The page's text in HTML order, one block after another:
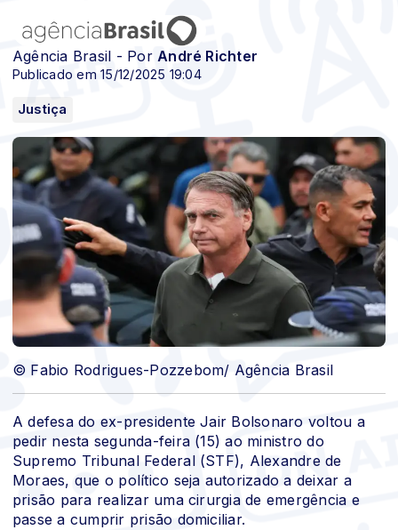
Agência Brasil - PorAndré Richter
Publicado em 15/12/2025 19:04
Justiça
© Fabio Rodrigues-Pozzebom/ Agência Brasil
A defesa do ex-presidente Jair Bolsonaro voltou a
pedir nesta segunda-feira (15) ao ministro do
Supremo Tribunal Federal (STF), Alexandre de
Moraes, que o político seja autorizado a deixar a
prisão para realizar uma cirurgia de emergência e
passe a cumprir prisão domiciliar.